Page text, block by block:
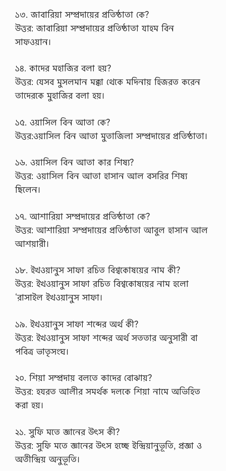
১৩. জাবারিয়া সম্প্রদায়ের প্রতিষ্ঠাতা কে?
উত্তর: জাবারিয়া সম্প্রদায়ের প্রতিষ্ঠাতা যাহম বিন
সাফওয়ান।
১৪. কাদের মহাজির বলা হয়?
উত্তর: যেসব মুসলমান মক্কা থেকে মদিনায় হিজরত করেন
তাদেরকে মুহাজির বলা হয়।
১৫. ওয়াসিল বিন আতা কে?
উত্তর:ওয়াসিল বিন আতা মুতাজিলা সম্প্রদায়ের প্রতিষ্ঠাতা।
১৬. ওয়াসিল বিন আতা কার শিষ্য?
উত্তর: ওয়াসিল বিন আতা হাসান আল বসরির শিষ্য
ছিলেন।
১৭. আশারিয়া সম্প্রদায়ের প্রতিষ্ঠাতা কে?
উত্তর: আশারিয়া সম্প্রদায়ের প্রতিষ্ঠাতা আবুল হাসান আল
আশয়ারী।
১৮. ইখওয়ানুস সাফা রচিত বিশ্বকোষয়ের নাম কী?
উত্তর: ইখওয়ানুস সাফা রচিত বিশ্বকোষয়ের নাম হলো
‘রাসাইল ইখওয়ানুস সাফা।
১৯. ইখওয়ানুস সাফা শব্দের অর্থ কী?
উত্তর: ইখওয়ানুস সাফা শব্দের অর্থ সততার অনুসারী বা
পবিত্র ভাতৃসংঘ।
২০. শিয়া সম্প্রদায় বলতে কাদের বোঝায়?
উত্তর: হযরত আলীর সমর্থক দলকে শিয়া নামে অভিহিত
করা হয়।
২১. সুফি মতে জ্ঞানের উৎস কী?
উত্তর: সুফি মতে জ্ঞানের উৎস হচ্ছে ইন্দ্রিয়ানুভূতি, প্রজ্ঞা ও
অতীন্দ্রিয় অনুভূতি।